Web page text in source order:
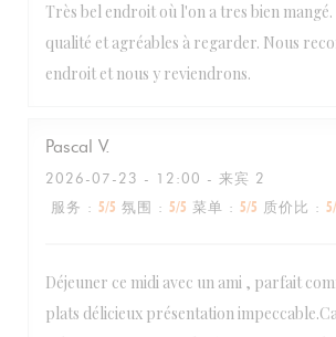
Très bel endroit où l'on a tres bien mangé.
qualité et agréables à regarder. Nous
endroit et nous y reviendrons.
Pascal V
2026-07-23 - 12:00 - 来宾 2
服务 : 5/5 氛围 : 5/5 菜单 : 5/5 质价比 : 5
Déjeuner ce midi avec un ami , parfait
plats délicieux présentation